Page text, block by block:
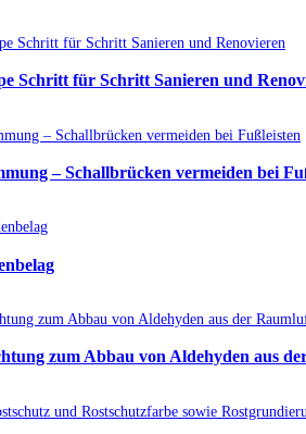
Schritt für Schritt Sanieren und
– Schallbrücken vermeiden bei
zum Abbau von Aldehyden aus